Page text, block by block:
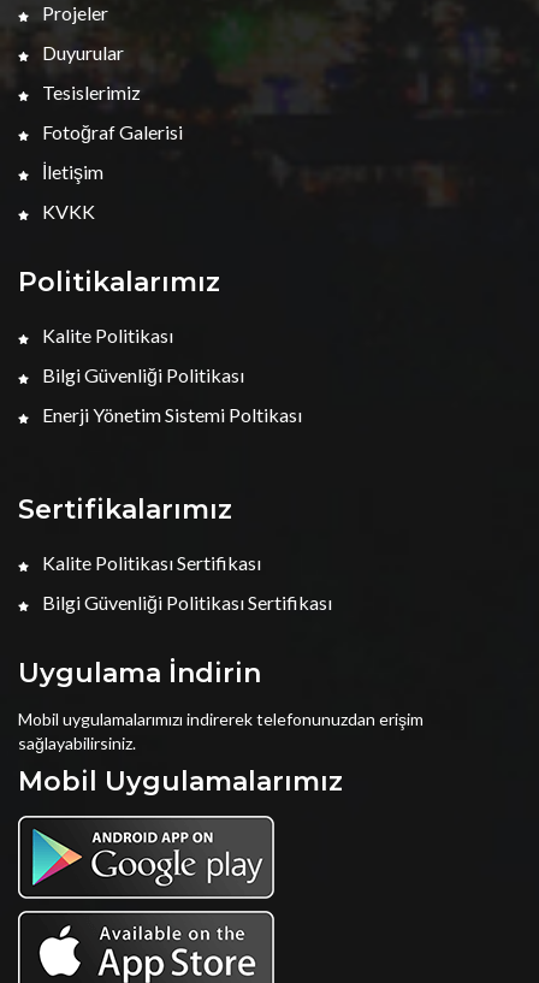
Projeler
Duyurular
Tesislerimiz
Fotoğraf Galerisi
İletişim
KVKK
Politikalarımız
Kalite Politikası
Bilgi Güvenliği Politikası
Enerji Yönetim Sistemi Poltikası
Sertifikalarımız
Kalite Politikası Sertifikası
Bilgi Güvenliği Politikası Sertifikası
Uygulama İndirin
Mobil uygulamalarımızı indirerek telefonunuzdan erişim
sağlayabilirsiniz.
Mobil Uygulamalarımız